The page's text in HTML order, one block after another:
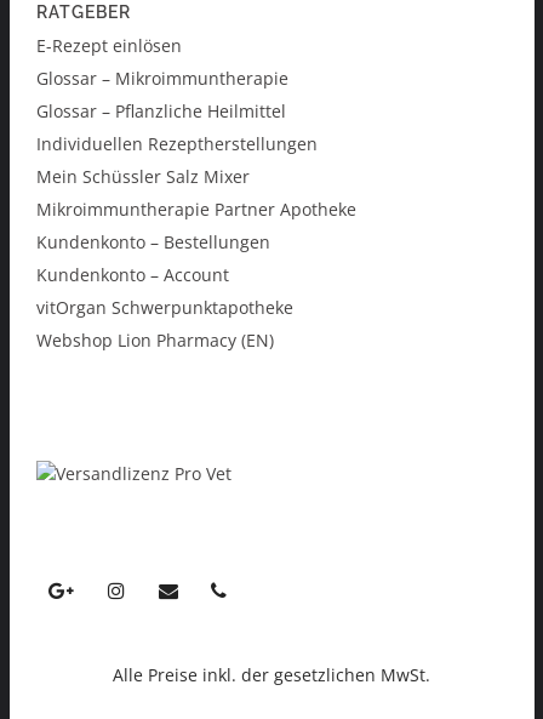
RATGEBER
E-Rezept einlösen
Glossar – Mikroimmuntherapie
Glossar – Pflanzliche Heilmittel
Individuellen Rezeptherstellungen
Mein Schüssler Salz Mixer
Mikroimmuntherapie Partner Apotheke
Kundenkonto – Bestellungen
Kundenkonto – Account
vitOrgan Schwerpunktapotheke
Webshop Lion Pharmacy (EN)
Alle Preise inkl. der gesetzlichen MwSt.